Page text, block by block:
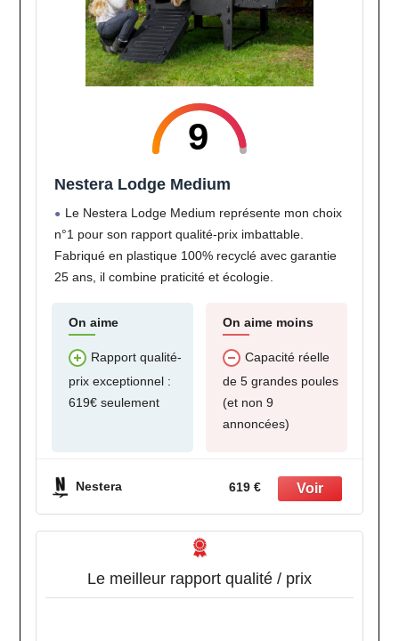
9
Nestera Lodge Medium
Le Nestera Lodge Medium représente mon choix
n°1 pour son rapport qualité-prix imbattable.
Fabriqué en plastique 100% recyclé avec garantie
25 ans, il combine praticité et écologie.
On aime
Rapport qualité-
prix exceptionnel :
619€ seulement
On aime moins
Capacité réelle
de 5 grandes poules
(et non 9
annoncées)
Nestera 619 €
Le meilleur rapport qualité / prix